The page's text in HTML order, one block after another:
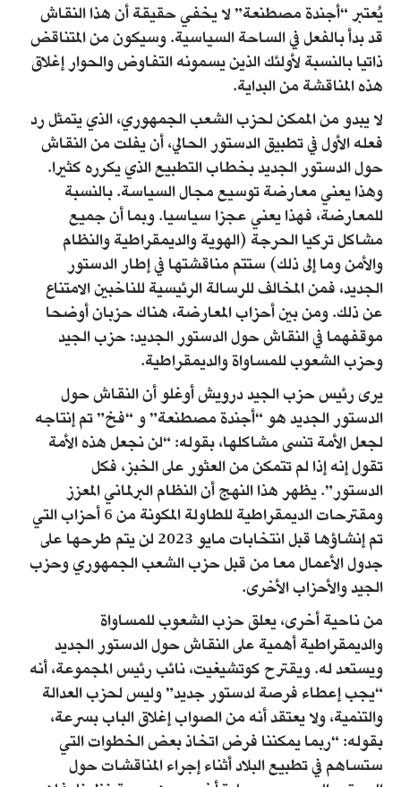
يُعتبر “أجندة مصطنعة” لا يخفي حقيقة أن هذا النقاش
قد بدأ بالفعل في الساحة السياسية. وسيكون من المتناقض
ذاتيا بالنسبة لأولئك الذين يسمونه التفاوض والحوار إغلاق
هذه المناقشة من البداية.
لا يبدو من الممكن لحزب الشعب الجمهوري، الذي يتمثل رد
فعله الأول في تطبيق الدستور الحالي، أن يفلت من النقاش
حول الدستور الجديد بخطاب التطبيع الذي يكرره كثيرا.
وهذا يعني معارضة توسيع مجال السياسة. بالنسبة
للمعارضة، فهذا يعني عجزا سياسيا. وبما أن جميع
مشاكل تركيا الحرجة (الهوية والديمقراطية والنظام
والأمن وما إلى ذلك) ستتم مناقشتها في إطار الدستور
الجديد، فمن المخالف للرسالة الرئيسية للناخبين الامتناع
عن ذلك. ومن بين أحزاب المعارضة، هناك حزبان أوضحا
موقفهما في النقاش حول الدستور الجديد: حزب الجيد
وحزب الشعوب للمساواة والديمقراطية.
يرى رئيس حزب الجيد درويش أوغلو أن النقاش حول
الدستور الجديد هو “أجندة مصطنعة” و “فخ” تم إنتاجه
لجعل الأمة تنسى مشاكلها، بقوله: “لن نجعل هذه الأمة
تقول إنه إذا لم تتمكن من العثور على الخبز، فكل
الدستور”. يظهر هذا النهج أن النظام البرلماني المعزز
ومقترحات الديمقراطية للطاولة المكونة من 6 أحزاب التي
تم إنشاؤها قبل انتخابات مايو 2023 لن يتم طرحها على
جدول الأعمال معا من قبل حزب الشعب الجمهوري وحزب
الجيد والأحزاب الأخرى.
من ناحية أخرى، يعلق حزب الشعوب للمساواة
والديمقراطية أهمية على النقاش حول الدستور الجديد
ويستعد له. ويقترح كوتشيغيت، نائب رئيس المجموعة، أنه
“يجب إعطاء فرصة لدستور جديد” وليس لحزب العدالة
والتنمية، ولا يعتقد أنه من الصواب إغلاق الباب بسرعة،
بقوله: “ربما يمكننا فرض اتخاذ بعض الخطوات التي
ستساهم في تطبيع البلاد أثناء إجراء المناقشات حول